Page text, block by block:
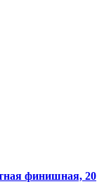
финишная, 20